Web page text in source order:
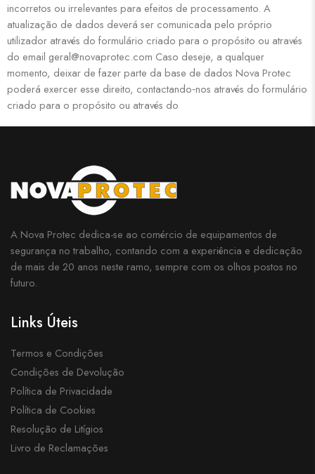
incorretos ou irrelevantes para efeitos de processamento. A
atualização de dados deverá ser comunicada pelo próprio
utilizador através do formulário criado para o propósito ou através
do email geral@novaprotec.com Caso deseje, a qualquer
momento, deixar de fazer parte da base de dados Nova Protec
poderá exercer esse direito, contactando‐nos através do formulário
criado para o propósito ou através do
A Nova Protec dedica-se ao comércio de equipamentos de
segurança no trabalho, contando com a experiência e dedicação
de mais de 20 anos neste ramo, sempre com os olhos postos no
futuro.
Links Úteis
Termos e Condições
Condições de Devolução
Política de Privacidade
Política de Cookies
Resolução de Litígios
Livro de Reclamações